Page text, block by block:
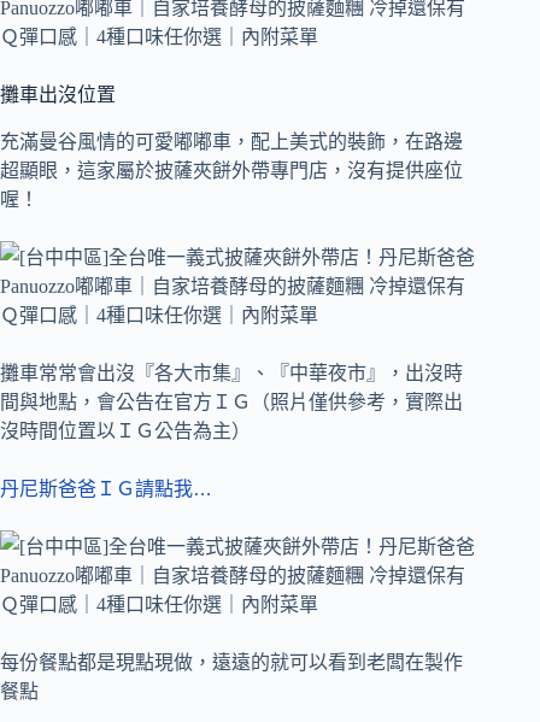
攤車出沒位置
充滿曼谷風情的可愛嘟嘟車，配上美式的裝飾，在路邊
超顯眼，這家屬於披薩夾餅外帶專門店，沒有提供座位
喔！
攤車常常會出沒『各大市集』、『中華夜市』，出沒時
間與地點，會公告在官方ＩＧ（照片僅供參考，實際出
沒時間位置以ＩＧ公告為主）
丹尼斯爸爸ＩＧ請點我…
每份餐點都是現點現做，遠遠的就可以看到老闆在製作
餐點